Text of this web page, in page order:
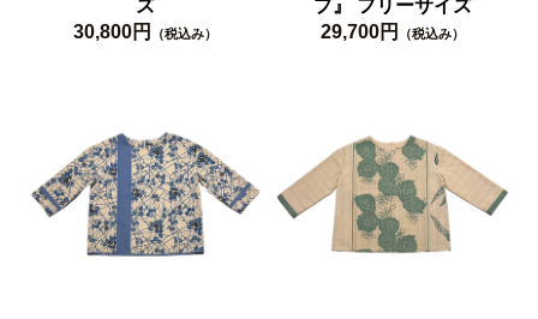
ズ
30,800円
（税込み）
プ』 フリーサイズ
29,700円
（税込み）